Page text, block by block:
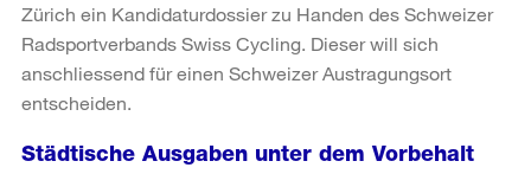
Zürich ein Kandidaturdossier zu Handen des Schweizer
Radsportverbands Swiss Cycling. Dieser will sich
anschliessend für einen Schweizer Austragungsort
entscheiden.
Städtische Ausgaben unter dem Vorbehalt